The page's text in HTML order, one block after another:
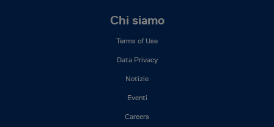
Chi siamo
Terms of Use
Data Privacy
Notizie
Eventi
Careers